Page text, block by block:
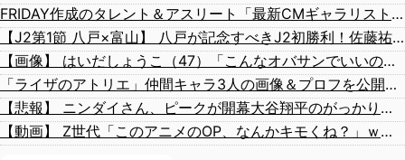
FRIDAY作成のタレント＆アスリート「最新CMギャラリスト」消えた女優、旧ジャニの明暗、規格外の13億円!?
【J2第1節 八戸×富山】 八戸が記念すべきJ2初勝利！佐藤祐太の無回転ミドル＆ドライブシュートで富山を破る
【画像】 はいだしょうこ（47）「こんなオバサンでいいの…？」
「ライザのアトリエ」仲間キャラ3人の画像＆プロフを公開！金髪緑眼のお嬢様「クラウディア」がやっぱり可愛い！
【悲報】 ニンダイさん、ピークが開幕大谷翔平のがっかりダイレクトだったと言われてしまう
【動画】 Z世代「このアニメのOP、なんかキモくね？」ｗｗｗｗｗｗｗｗｗｗｗｗ